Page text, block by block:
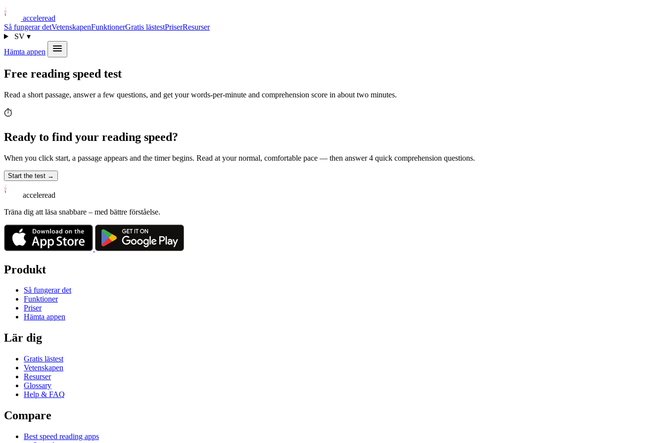
acceleread
Så fungerar detVetenskapenFunktionerGratis lästestPriserResurser
SV ▾
Hämta appen
Free reading speed test
Read a short passage, answer a few questions, and get your words-per-minute and comprehension score in about two minutes.
⏱️
Ready to find your reading speed?
When you click start, a passage appears and the timer begins. Read at your normal, comfortable pace — then answer 4 quick comprehension questions.
Start the test →
acceleread
Träna dig att läsa snabbare – med bättre förståelse.
Produkt
Så fungerar det
Funktioner
Priser
Hämta appen
Lär dig
Gratis lästest
Vetenskapen
Resurser
Glossary
Help & FAQ
Compare
Best speed reading apps